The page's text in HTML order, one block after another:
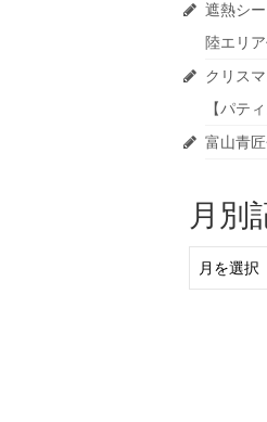
遮熱シ
陸エリア
クリス
【パテ
富山青
月別
別